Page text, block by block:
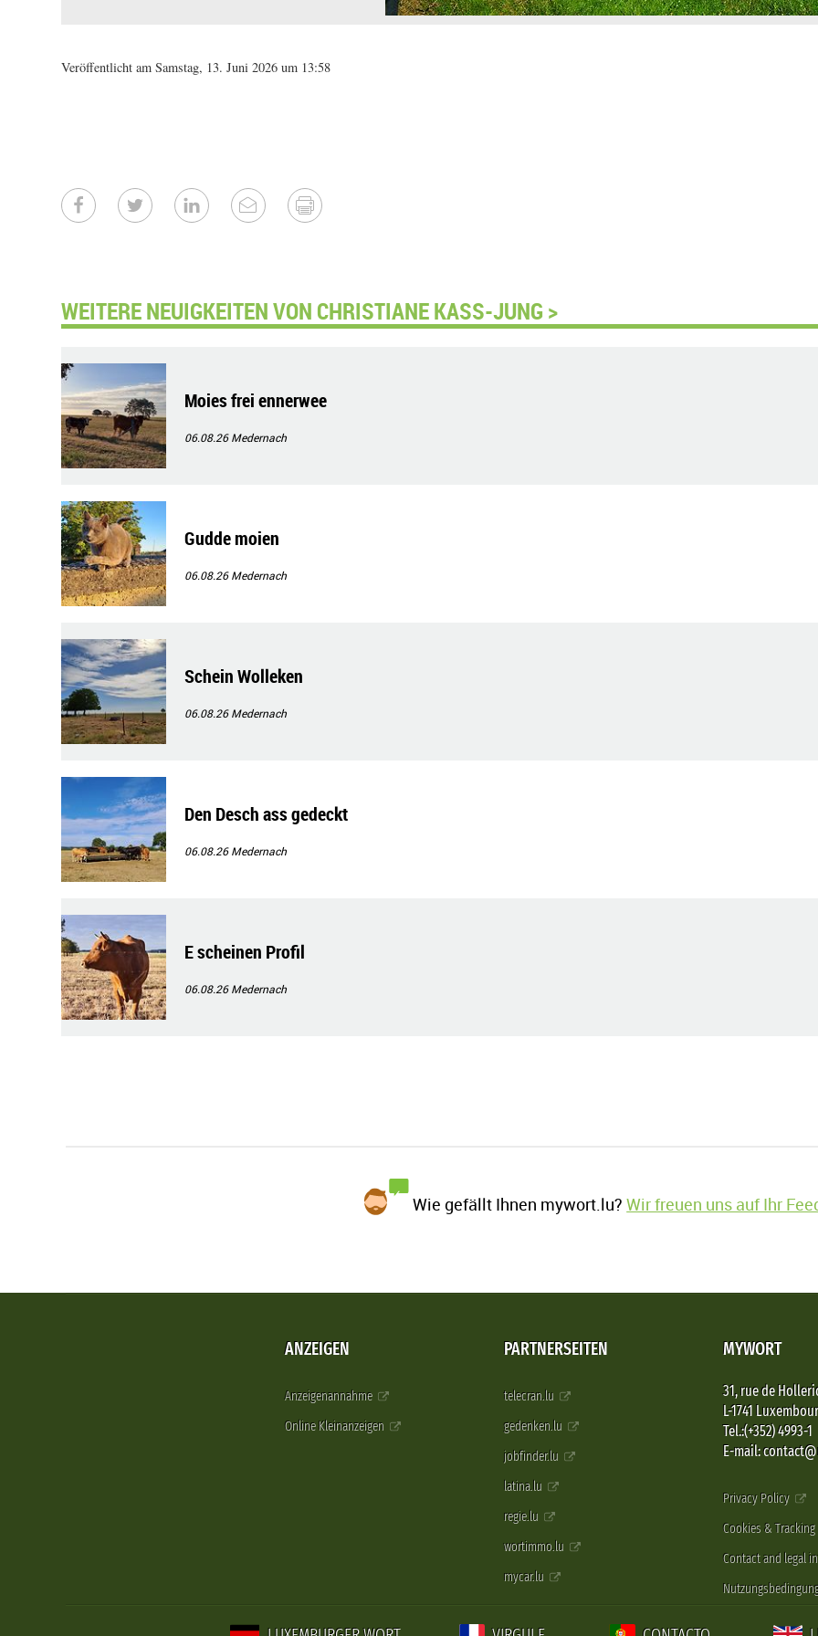
Veröffentlicht am Samstag, 13. Juni 2026 um 13:58
WEITERE NEUIGKEITEN VON CHRISTIANE KASS-JUNG >
Moies frei ennerwee
06.08.26Medernach
Gudde moien
06.08.26Medernach
Schein Wolleken
06.08.26Medernach
Den Desch ass gedeckt
06.08.26Medernach
E scheinen Profil
06.08.26Medernach
Wie gefällt Ihnen mywort.lu?Wir freuen uns auf Ihr
ANZEIGEN
Anzeigenannahme
Online Kleinanzeigen
PARTNERSEITEN
telecran.lu
gedenken.lu
jobfinder.lu
latina.lu
regie.lu
wortimmo.lu
mycar.lu
MYWORT
31, rue de
L-1741
Tel.:(+352) 4993-1
E-mail:
Privacy Policy
Cookies & Tracking
Contact and legal